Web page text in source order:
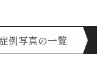
例写真の一覧